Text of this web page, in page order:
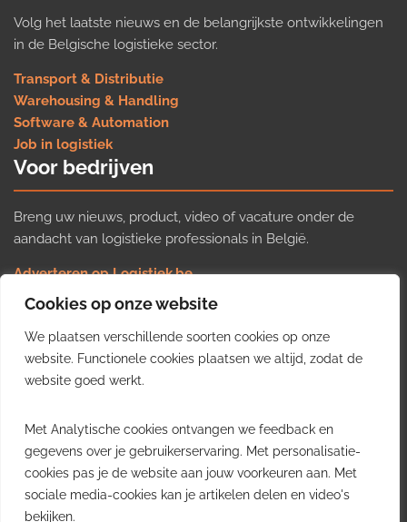
Cookies op onze website
We plaatsen verschillende soorten cookies op onze
website. Functionele cookies plaatsen we altijd, zodat de
website goed werkt.
Met Analytische cookies ontvangen we feedback en
gegevens over je gebruikerservaring. Met personalisatie-
cookies pas je de website aan jouw voorkeuren aan. Met
sociale media-cookies kan je artikelen delen en video's
bekijken.
Volg het laatste nieuws en de belangrijkste ontwikkelingen
in de Belgische logistieke sector.
Transport & Distributie
Warehousing & Handling
Software & Automation
Job in logistiek
Voor bedrijven
Breng uw nieuws, product, video of vacature onder de
aandacht van logistieke professionals in België.
Adverteren op Logistiek.be
Nieuws insturen
Uw video op Logistiek.TV
Job plaatsen
Gratis wekelijkse update
inzichten uit de Belgische logistieke sector in uw inbox.
Ontvang je gratis
wekelijkse update